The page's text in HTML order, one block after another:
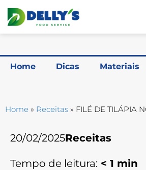
Home Dicas Materiais
Home » Receitas » FILÉ DE TILÁPIA
20/02/2025Receitas
Tempo de leitura: < 1 min